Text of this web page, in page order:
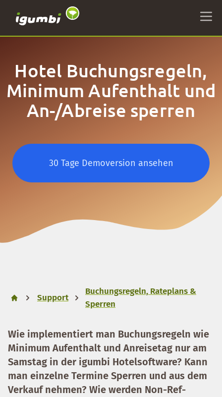
Hotel Buchungsregeln,
Minimum Aufenthalt und
An-/Abreise sperren
30 Tage Demoversion ansehen
Support
Buchungsregeln, Rateplans &
Sperren
Wie implementiert man Buchungsregeln wie
Minimum Aufenthalt und Anreisetag nur am
Samstag in der igumbi Hotelsoftware? Kann
man einzelne Termine Sperren und aus dem
Verkauf nehmen? Wie werden Non-Ref-